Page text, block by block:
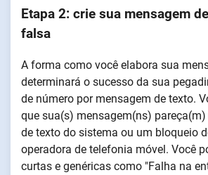
Etapa 2: crie sua mensagem
falsa
A forma como você elabora sua
determinará o sucesso da sua
de número por mensagem de texto.
que sua(s) mensagem(ns)
de texto do sistema ou um bloqueio
operadora de telefonia móvel. Você
curtas e genéricas como "Falha na